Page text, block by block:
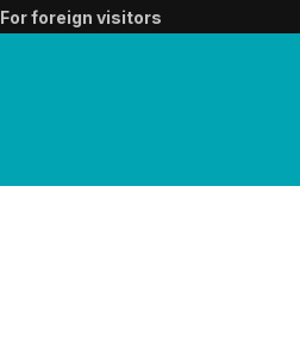
For foreign visitors